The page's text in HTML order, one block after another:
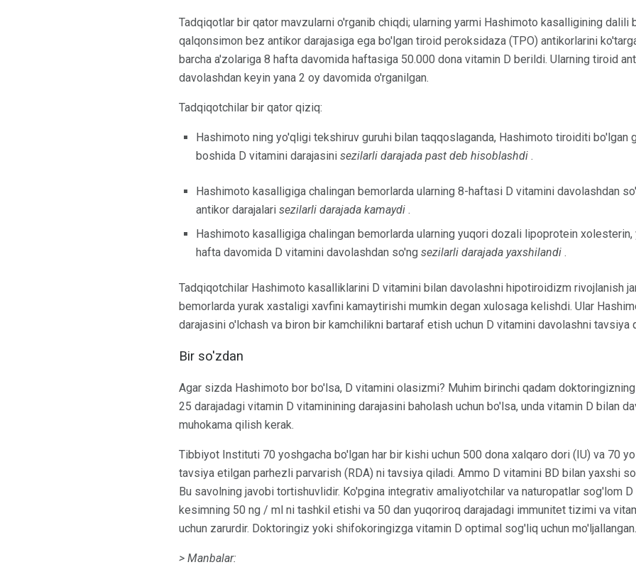
Tadqiqotlar bir qator mavzularni o'rganib chiqdi; ularning yarmi Hashimoto kasalligining dalili
qalqonsimon bez antikor darajasiga ega bo'lgan tiroid peroksidaza (TPO) antikorlarini
barcha a'zolariga 8 hafta davomida haftasiga 50.000 dona vitamin D berildi. Ularning tiroid
davolashdan keyin yana 2 oy davomida o'rganilgan.
Tadqiqotchilar bir qator qiziq:
Hashimoto ning yo'qligi tekshiruv guruhi bilan taqqoslaganda, Hashimoto tiroiditi bo'lgan
boshida D vitamini darajasini sezilarli darajada past deb hisoblashdi .
Hashimoto kasalligiga chalingan bemorlarda ularning 8-haftasi D vitamini davolashdan
antikor darajalari sezilarli darajada kamaydi .
Hashimoto kasalligiga chalingan bemorlarda ularning yuqori dozali lipoprotein
hafta davomida D vitamini davolashdan so'ng sezilarli darajada yaxshilandi .
Tadqiqotchilar Hashimoto kasalliklarini D vitamini bilan davolashni hipotiroidizm rivojlanish
bemorlarda yurak xastaligi xavfini kamaytirishi mumkin degan xulosaga kelishdi. Ular
darajasini o'lchash va biron bir kamchilikni bartaraf etish uchun D vitamini davolashni tavsiya
Bir so'zdan
Agar sizda Hashimoto bor bo'lsa, D vitamini olasizmi? Muhim birinchi qadam
25 darajadagi vitamin D vitaminining darajasini baholash uchun bo'lsa, unda vitamin D bilan
muhokama qilish kerak.
Tibbiyot Instituti 70 yoshgacha bo'lgan har bir kishi uchun 500 dona xalqaro dori (IU) va 70
tavsiya etilgan parhezli parvarish (RDA) ni tavsiya qiladi. Ammo D vitamini BD bilan yaxshi
Bu savolning javobi tortishuvlidir. Ko'pgina integrativ amaliyotchilar va naturopatlar sog'lom
kesimning 50 ng / ml ni tashkil etishi va 50 dan yuqoriroq darajadagi immunitet tizimi va
uchun zarurdir. Doktoringiz yoki shifokoringizga vitamin D optimal sog'liq uchun mo'ljallangan.
> Manbalar: